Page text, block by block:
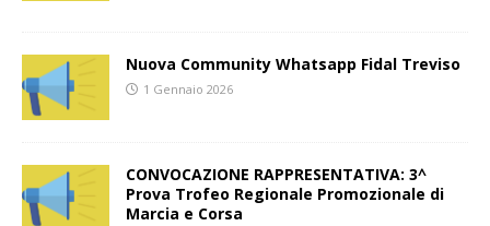
Nuova Community Whatsapp Fidal Treviso
1 Gennaio 2026
CONVOCAZIONE RAPPRESENTATIVA: 3^
Prova Trofeo Regionale Promozionale di
Marcia e Corsa